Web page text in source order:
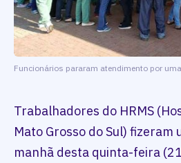
Funcionários pararam atendimento por
Trabalhadores do HRMS
Mato Grosso do Sul) fizeram
manhã desta quinta-feira